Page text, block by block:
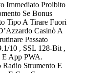
Immediato Proibito
Se Bonus
Tipo A Tirare Fuori
Casinò A
Passato
10 , SSL 128-Bit ,
E App PWA.
Strumento E